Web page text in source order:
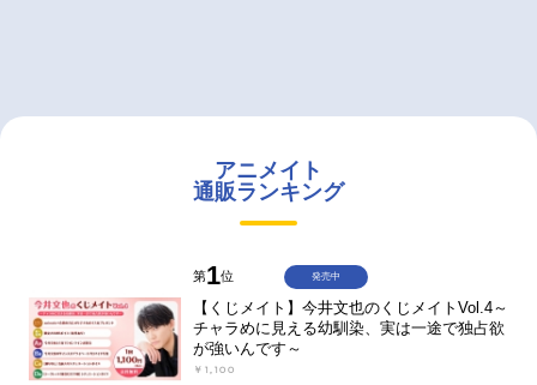
アニメイト
通販ランキング
第1位
【くじメイト】今井文也のくじメイトVol.4～
チャラめに見える幼馴染、実は一途で独占欲
が強いんです～
￥1,100
発売中